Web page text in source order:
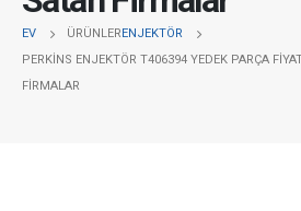
EV ÜRÜNLERENJEKTÖR
PERKINS ENJEKTÖR T406394 YEDEK PARÇA
FIRMALAR